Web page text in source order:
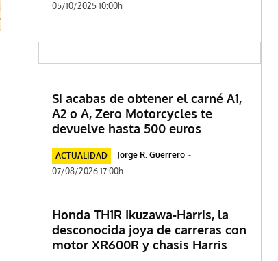
05/10/2025 10:00h
Si acabas de obtener el carné A1,
A2 o A, Zero Motorcycles te
devuelve hasta 500 euros
ACTUALIDAD Jorge R. Guerrero -
07/08/2026 17:00h
Honda TH1R Ikuzawa-Harris, la
desconocida joya de carreras con
motor XR600R y chasis Harris